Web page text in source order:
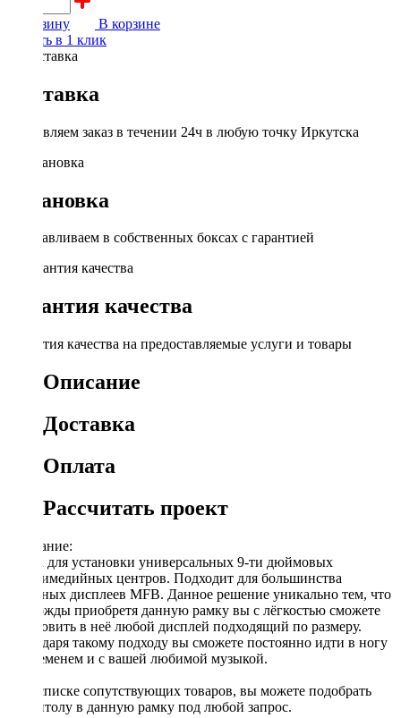
В корзину
В корзине
Купить в 1 клик
Доставка
Доставляем заказ в течении 24ч в любую точку Иркутска
Установка
Устанавливаем в собственных боксах с гарантией
Гарантия качества
Гарантия качества на предоставляемые услуги и товары
Описание
Доставка
Оплата
Рассчитать проект
Описание:
Рамка для установки универсальных 9-ти дюймовых
мультимедийных центров. Подходит для большинства
овальных дисплеев MFB. Данное решение уникально тем, что
единожды приобретя данную рамку вы с лёгкостью сможете
установить в неё любой дисплей подходящий по размеру.
Благодаря такому подходу вы сможете постоянно идти в ногу
со временем и с вашей любимой музыкой.
[!] В списке сопутствующих товаров, вы можете подобрать
магнитолу в данную рамку под любой запрос.